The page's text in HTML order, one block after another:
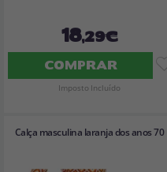
18,29€
COMPRAR
Imposto Incluído
Calça masculina laranja dos anos 70